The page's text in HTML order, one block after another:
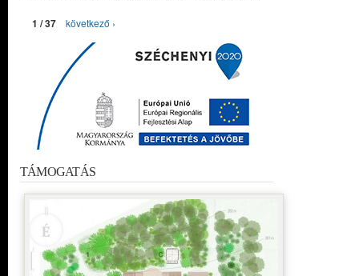
1 / 37 következő ›
TÁMOGATÁS